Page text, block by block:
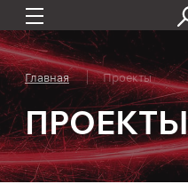
Главная Проекты
ПРОЕКТЫ